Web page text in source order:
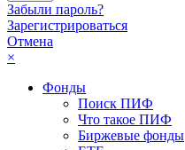
Забыли пароль?
Зарегистрироваться
Отмена
×
Фонды
Поиск ПИФ
Что такое ПИФ
Биржевые фонды